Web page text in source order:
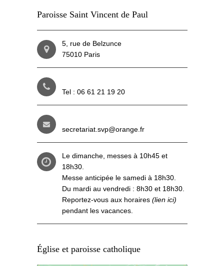
Paroisse Saint Vincent de Paul
5, rue de Belzunce
75010 Paris
Tel : 06 61 21 19 20
secretariat.svp@orange.fr
Le dimanche, messes à 10h45 et
18h30.
Messe anticipée le samedi à 18h30.
Du mardi au vendredi : 8h30 et 18h30.
Reportez-vous aux horaires (lien ici)
pendant les vacances.
Église et paroisse catholique